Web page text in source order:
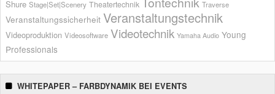
Shure Stage|Set|Scenery Theatertechnik Traverse
Veranstaltungssicherheit Veranstaltungstechnik
Videoproduktion Videosoftware Videotechnik Yamaha Audio Young
Professionals
WHITEPAPER – FARBDYNAMIK BEI EVENTS